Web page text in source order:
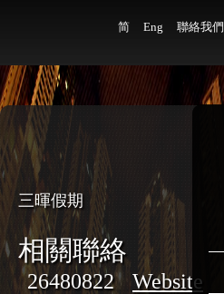
简 Eng 聯絡我們
三暉假期
相關聯絡
26480822 Website